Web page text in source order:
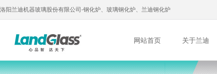
洛阳兰迪机器玻璃股份有限公司-钢化炉、玻璃钢化炉、兰迪钢化炉
网站首页 关于兰迪